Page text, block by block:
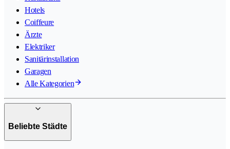
Hotels
Coiffeure
Ärzte
Elektriker
Sanitärinstallation
Garagen
Alle Kategorien
Beliebte Städte